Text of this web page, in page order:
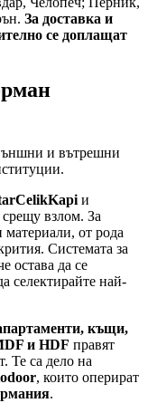
За доставка и
се доплащат
и вътрешни
и
срещу взлом. За
от рода
Системата за
остава да се
селектирайте най-
къщи,
и HDF правят
Те са дело на
, които оперират
.